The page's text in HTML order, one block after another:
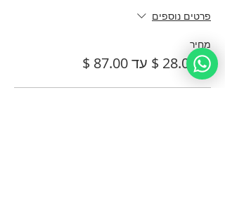
פרטים נוספים
מחיר
מ-‏28.00 ‏$ עד ‏87.00 ‏$